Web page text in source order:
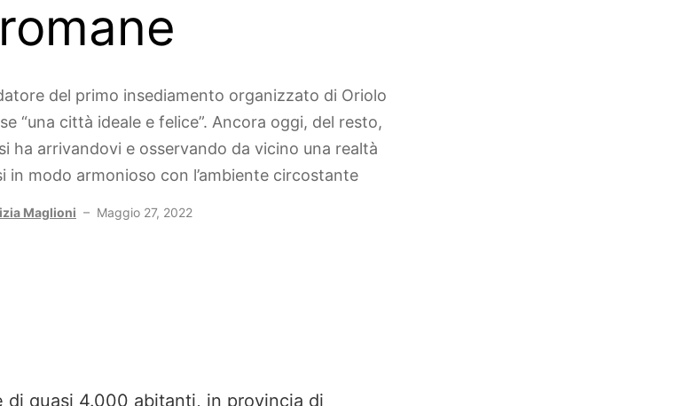
romane
del primo insediamento organizzato di Oriolo
“una città ideale e felice”. Ancora oggi, del resto,
ha arrivandovi e osservando da vicino una realtà
in modo armonioso con l’ambiente circostante
Maglioni – Maggio 27, 2022
di quasi 4.000 abitanti, in provincia di